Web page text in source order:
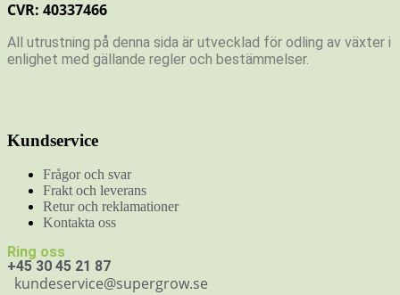
CVR: 40337466
All utrustning på denna sida är utvecklad för odling av växter i
enlighet med gällande regler och bestämmelser.
Kundservice
Frågor och svar
Frakt och leverans
Retur och reklamationer
Kontakta oss
Ring oss
+45 30 45 21 87
kundeservice@supergrow.se